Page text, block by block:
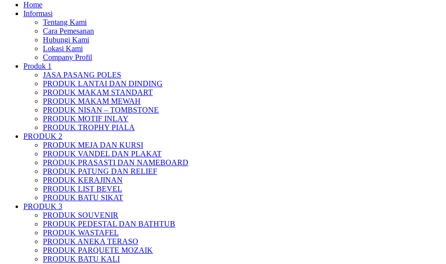
Home
Informasi
Tentang Kami
Cara Pemesanan
Hubungi Kami
Lokasi Kami
Company Profil
Produk 1
JASA PASANG POLES
PRODUK LANTAI DAN DINDING
PRODUK MAKAM STANDART
PRODUK MAKAM MEWAH
PRODUK NISAN – TOMBSTONE
PRODUK MOTIF INLAY
PRODUK TROPHY PIALA
PRODUK 2
PRODUK MEJA DAN KURSI
PRODUK VANDEL DAN PLAKAT
PRODUK PRASASTI DAN NAMEBOARD
PRODUK PATUNG DAN RELIEF
PRODUK KERAJINAN
PRODUK LIST BEVEL
PRODUK BATU SIKAT
PRODUK 3
PRODUK SOUVENIR
PRODUK PEDESTAL DAN BATHTUB
PRODUK WASTAFEL
PRODUK ANEKA TERASO
PRODUK PARQUETE MOZAIK
PRODUK BATU KALI